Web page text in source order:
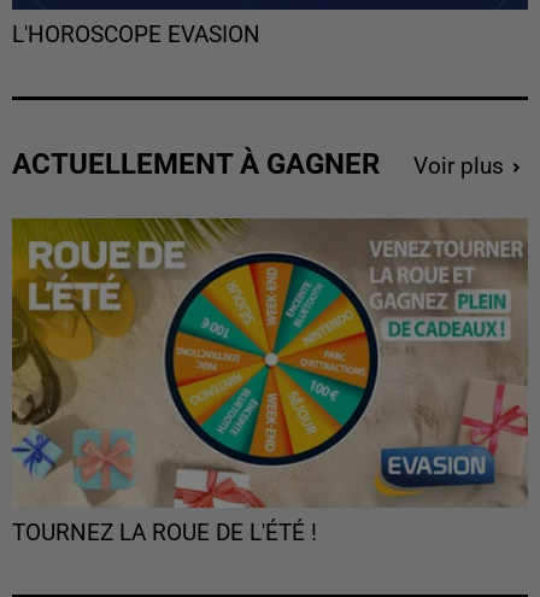
L'HOROSCOPE EVASION
ACTUELLEMENT À GAGNER Voir plus
TOURNEZ LA ROUE DE L'ÉTÉ !